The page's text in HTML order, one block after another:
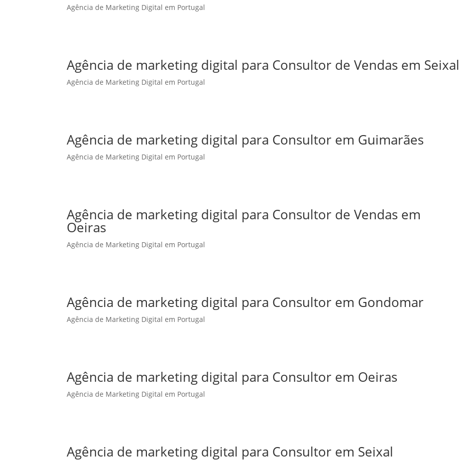
Agência de Marketing Digital em Portugal
Agência de marketing digital para Consultor de Vendas em Seixal
Agência de Marketing Digital em Portugal
Agência de marketing digital para Consultor em Guimarães
Agência de Marketing Digital em Portugal
Agência de marketing digital para Consultor de Vendas em
Oeiras
Agência de Marketing Digital em Portugal
Agência de marketing digital para Consultor em Gondomar
Agência de Marketing Digital em Portugal
Agência de marketing digital para Consultor em Oeiras
Agência de Marketing Digital em Portugal
Agência de marketing digital para Consultor em Seixal